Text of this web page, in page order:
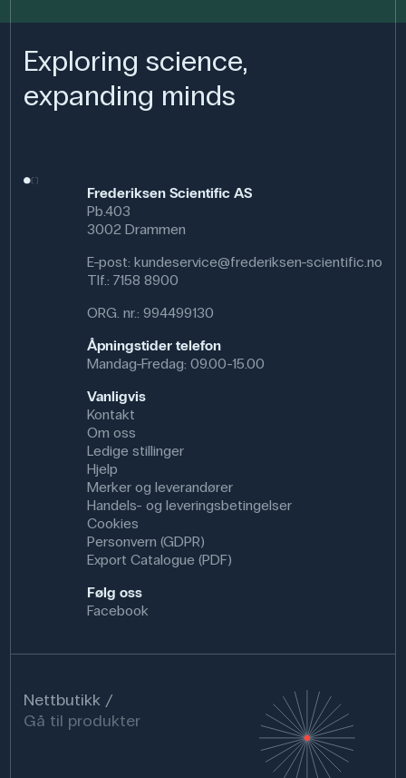
Exploring science,
expanding minds
Frederiksen Scientific AS
Pb.403
3002 Drammen
E-post: kundeservice@frederiksen-scientific.no
Tlf.: 7158 8900
ORG. nr.: 994499130
Åpningstider telefon
Mandag-Fredag: 09.00-15.00
Vanligvis
Kontakt
Om oss
Ledige stillinger
Hjelp
Merker og leverandører
Handels- og leveringsbetingelser
Cookies
Personvern (GDPR)
Export Catalogue (PDF)
Følg oss
Facebook
Nettbutikk
Gå til produkter